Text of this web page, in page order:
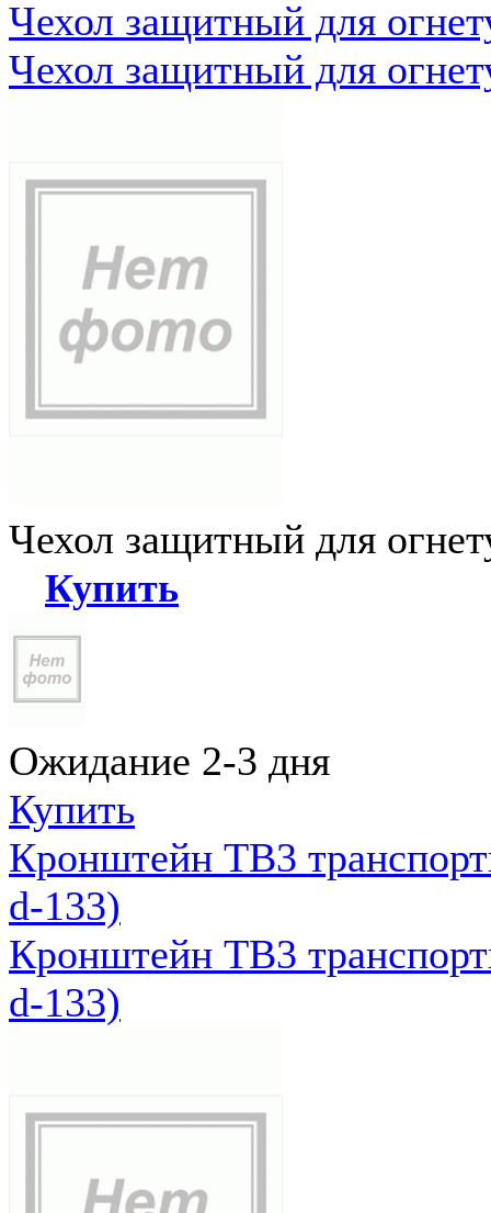
Чехол защитный для
Чехол защитный для
Чехол защитный для
Купить
Ожидание 2-3 дня
Купить
Кронштейн ТВ3
d-133)
Кронштейн ТВ3
d-133)